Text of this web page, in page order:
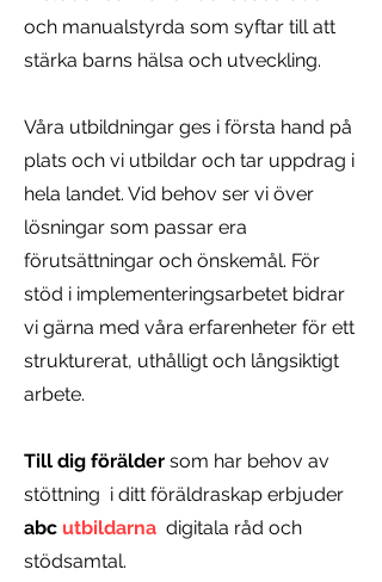
och manualstyrda som syftar till att
stärka barns hälsa och utveckling.
Våra utbildningar ges i första hand på
plats och vi utbildar och tar uppdrag i
hela landet. Vid behov ser vi över
lösningar som passar era
förutsättningar och önskemål. För
stöd i implementeringsarbetet bidrar
vi gärna med våra erfarenheter för ett
strukturerat, uthålligt och långsiktigt
arbete.
Till dig förälder som har behov av
stöttning i ditt föräldraskap erbjuder
abc utbildarna digitala råd och
stödsamtal.